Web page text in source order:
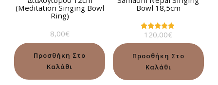
(Meditation Singing Bowl
Ring)
8,00€
Προσθήκη Στο
Καλάθι
Bowl 18,5cm
Βαθμολογήθηκε
από 5
120,00€
Προσθήκη Στο
Καλάθι